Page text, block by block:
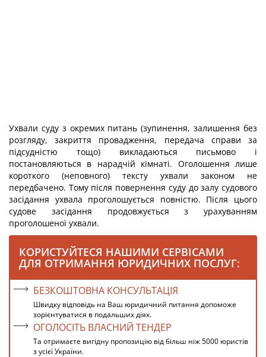
Ухвали суду з окремих питань (зупинення, залишення без
розгляду, закриття провадження, передача справи за
підсудністю тощо) викладаються письмово і
постановляються в нарадчій кімнаті. Оголошення лише
короткого (неповного) тексту ухвали законом не
передбачено. Тому після повернення суду до залу судового
засідання ухвала проголошується повністю. Після цього
судове засідання продовжується з урахуванням
проголошеної ухвали.
КОРИСТУЙТЕСЯ НАШИМИ СЕРВІСАМИ
ДЛЯ ОТРИМАННЯ ЮРИДИЧНИХ ПОСЛУГ:
БЕЗКОШТОВНА КОНСУЛЬТАЦІЯ
Швидку відповідь на Ваш юридичний питання допоможе
зорієнтуватися в подальших діях.
ОГОЛОСІТЬ ВЛАСНИЙ ТЕНДЕР
Та отримаєте вигідну пропозицію від більш ніж 5000 юристів
з усієї України.